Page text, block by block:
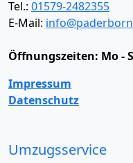
Tel.: 01579-2482355
E-Mail:
Öffnungszeiten: Mo -
Impressum
Datenschutz
Umzugsservice